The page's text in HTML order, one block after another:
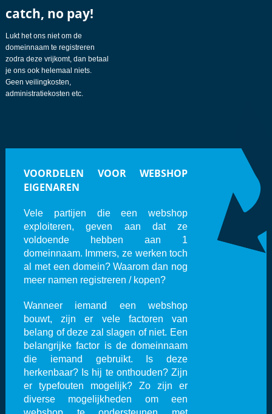
catch, no pay!
Lukt het ons niet om de
domeinnaam te registreren
zodra deze vrijkomt, dan betaal
je ons ook helemaal niets.
Geen veilingkosten,
administratiekosten etc.
VOORDELEN VOOR WEBSHOP
EIGENAREN
Vele partijen die een webshop
exploiteren, geven aan dat ze
voldoende hebben aan 1
domeinnaam. Immers, ze werken toch
al met een domein? Waarom dan nog
meer namen registreren / kopen?
Wanneer iemand een webshop
bouwt, zijn er vele factoren van
belang of deze zal slagen of niet. Een
belangrijke factor is de domeinnaam
die iemand gebruikt. Is deze
herkenbaar? Is hij te onthouden? Zijn
er typefouten mogelijk? Zo zijn er
diverse mogelijkheden om een